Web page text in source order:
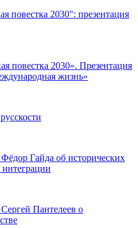
повестка 2030": презентация
повестка 2030». Презентация
жизнь»
Гайда об исторических
интеграции
Пантелеев о